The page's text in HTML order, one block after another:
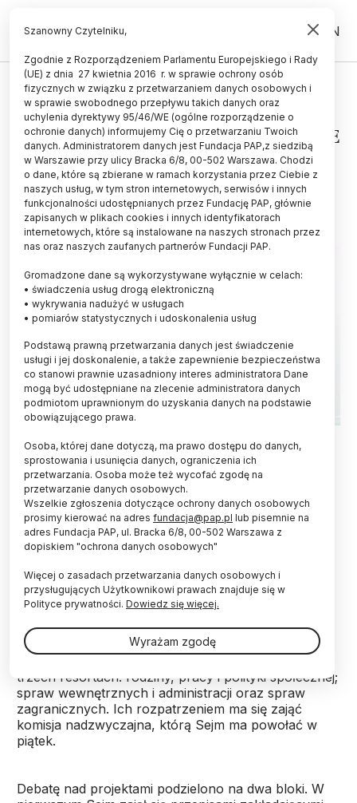
PL EN
PRAWO
Sejm/ Projekty ustaw ws. wiz
studenckich i Niebieskiej Karty UE
skierowane do komisji
24.01.2025
aktualizacja: 24.01.2025
4 minuty czytania
Projekty ustaw ws. wiz studenckich z krajów
trzecich oraz zezwoleń na pobyt czasowy i pracę
dla osób o wysokich kwalifikacjach spoza UE
(Niebieska Karta) zostały w czwartek skierowane
do rozpatrzenia przez komisję nadzwyczajną.
Sejm powoła ją w celu rozpatrzenia pakietu ustaw
Sejm pracował w czwartek nad czterema projektami
ustaw, które mają uporządkować zasady
zatrudniania cudzoziemców i wydawania wiz dla
trzech resortach: rodziny, pracy i polityki społecznej;
spraw wewnętrznych i administracji oraz spraw
zagranicznych. Ich rozpatrzeniem ma się zająć
komisja nadzwyczajna, którą Sejm ma powołać w
piątek.
Debatę nad projektami podzielono na dwa bloki. W
Szanowny Czytelniku,
Zgodnie z Rozporządzeniem Parlamentu Europejskiego i Rady
(UE) z dnia 27 kwietnia 2016 r. w sprawie ochrony osób
fizycznych w związku z przetwarzaniem danych osobowych i
w sprawie swobodnego przepływu takich danych oraz
uchylenia dyrektywy 95/46/WE (ogólne rozporządzenie o
ochronie danych) informujemy Cię o przetwarzaniu Twoich
danych. Administratorem danych jest Fundacja PAP,z siedzibą
w Warszawie przy ulicy Bracka 6/8, 00-502 Warszawa. Chodzi
o dane, które są zbierane w ramach korzystania przez Ciebie z
naszych usług, w tym stron internetowych, serwisów i innych
funkcjonalności udostępnianych przez Fundację PAP, głównie
zapisanych w plikach cookies i innych identyfikatorach
internetowych, które są instalowane na naszych stronach przez
nas oraz naszych zaufanych partnerów Fundacji PAP.
Gromadzone dane są wykorzystywane wyłącznie w celach:
• świadczenia usług drogą elektroniczną
• wykrywania nadużyć w usługach
• pomiarów statystycznych i udoskonalenia usług
Podstawą prawną przetwarzania danych jest świadczenie
usługi i jej doskonalenie, a także zapewnienie bezpieczeństwa
co stanowi prawnie uzasadniony interes administratora Dane
mogą być udostępniane na zlecenie administratora danych
podmiotom uprawnionym do uzyskania danych na podstawie
obowiązującego prawa.
Osoba, której dane dotyczą, ma prawo dostępu do danych,
sprostowania i usunięcia danych, ograniczenia ich
przetwarzania. Osoba może też wycofać zgodę na
przetwarzanie danych osobowych.
Wszelkie zgłoszenia dotyczące ochrony danych osobowych
prosimy kierować na adres fundacja@pap.pl lub pisemnie na
adres Fundacja PAP, ul. Bracka 6/8, 00-502 Warszawa z
dopiskiem "ochrona danych osobowych"
Więcej o zasadach przetwarzania danych osobowych i
przysługujących Użytkownikowi prawach znajduje się w
Polityce prywatności. Dowiedz się więcej.
Wyrażam zgodę